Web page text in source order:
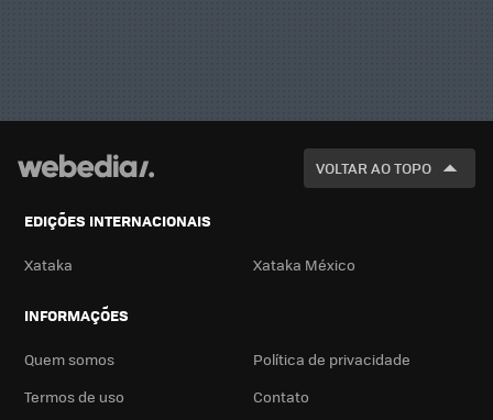
VOLTAR AO TOPO
EDIÇÕES INTERNACIONAIS
Xataka Xataka México
INFORMAÇÕES
Quem somos
Política de privacidade
Termos de uso
Contato